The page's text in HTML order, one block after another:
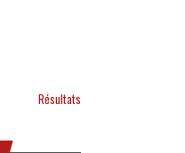
Résultats